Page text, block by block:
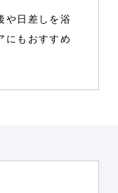
や日差しを浴
にもおすすめ